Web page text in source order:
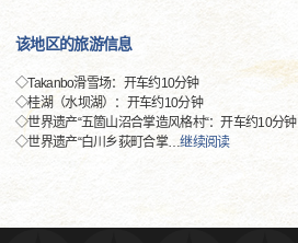
该地区的旅游信息
◇Takanbo滑雪场：开车约10分钟
◇桂湖（水坝湖）：开车约10分钟
◇世界遗产“五箇山沼合掌造风格村“：开车约10分钟
◇世界遗产“白川乡荻町合掌…继续阅读